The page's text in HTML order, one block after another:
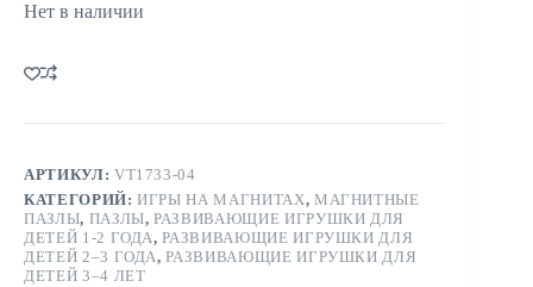
Нет в наличии
АРТИКУЛ: VT1733-04
КАТЕГОРИЙ:ИГРЫ НА МАГНИТАХ, МАГНИТНЫЕ
ПАЗЛЫ, ПАЗЛЫ,РАЗВИВАЮЩИЕ ИГРУШКИ ДЛЯ
ДЕТЕЙ 1-2 ГОДА,РАЗВИВАЮЩИЕ ИГРУШКИ ДЛЯ
ДЕТЕЙ 2–3 ГОДА,РАЗВИВАЮЩИЕ ИГРУШКИ ДЛЯ
ДЕТЕЙ 3–4 ЛЕТ